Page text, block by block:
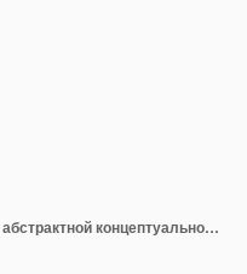
Автоматическая детализация абстрактной концептуальной векторной иллюстрации